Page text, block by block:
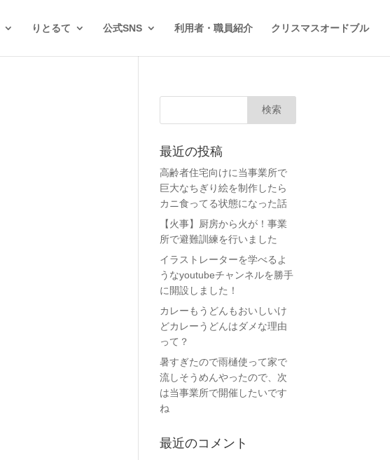
りとるて 公式SNS 利用者・職員紹介 クリスマスオードブル
最近の投稿
高齢者住宅向けに当事業所で
巨大なちぎり絵を制作したら
カニ食ってる状態になった話
【火事】厨房から火が！事業
所で避難訓練を行いました
イラストレーターを学べるよ
うなyoutubeチャンネルを勝手
に開設しました！
カレーもうどんもおいしいけ
どカレーうどんはダメな理由
って？
暑すぎたので雨樋使って家で
流しそうめんやったので、次
は当事業所で開催したいです
ね
最近のコメント